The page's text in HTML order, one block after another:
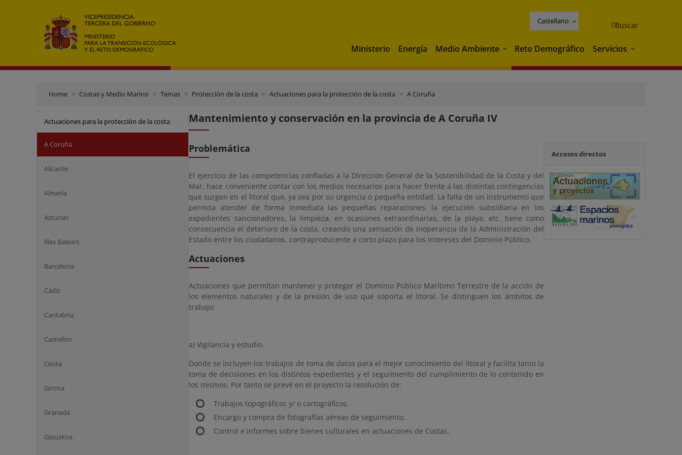
Castellano Buscar
Ministerio Energía Medio Ambiente Medio Ambiente
Reto Demográfico Servicios Servicios
Home Costas y Medio Marino Temas Protección de la costa Actuaciones para la protección de la costa A Coruña
Actuaciones para la protección de la costa
A Coruña
Alicante
Almería
Asturias
Illes Balears
Barcelona
Cádiz
Cantabria
Castellón
Ceuta
Girona
Granada
Gipuzkoa
Mantenimiento y conservación en la provincia de A Coruña IV
Problemática
El ejercicio de las competencias confiadas a la Dirección General de la Sostenibilidad de la Costa y del
Mar, hace conveniente contar con los medios necesarios para hacer frente a las distintas contingencias
que surgen en el litoral que, ya sea por su urgencia o pequeña entidad. La falta de un instrumento que
permita atender de forma inmediata las pequeñas reparaciones, la ejecución subsidiaria en los
expedientes sancionadores, la limpieza, en ocasiones extraordinarias, de la playa, etc. tiene como
consecuencia el deterioro de la costa, creando una sensación de inoperancia de la Administración del
Estado entre los ciudadanos, contraproducente a corto plazo para los intereses del Dominio Público.
Actuaciones
Actuaciones que permitan mantener y proteger el Dominio Público Marítimo Terrestre de la acción de
los elementos naturales y de la presión de uso que soporta el litoral. Se distinguen los ámbitos de
trabajo:
a) Vigilancia y estudio.
Donde se incluyen los trabajos de toma de datos para el mejor conocimiento del litoral y facilita tanto la
toma de decisiones en los distintos expedientes y el seguimiento del cumplimiento de lo contenido en
los mismos. Por tanto se prevé en el proyecto la resolución de:
Trabajos topográficos y/ o cartográficos.
Encargo y compra de fotografías aéreas de seguimiento.
Control e informes sobre bienes culturales en actuaciones de Costas.
Accesos directos